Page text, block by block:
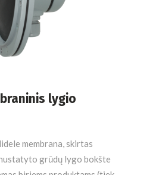
lygio
membrana, skirtas
grūdų lygo bokšte